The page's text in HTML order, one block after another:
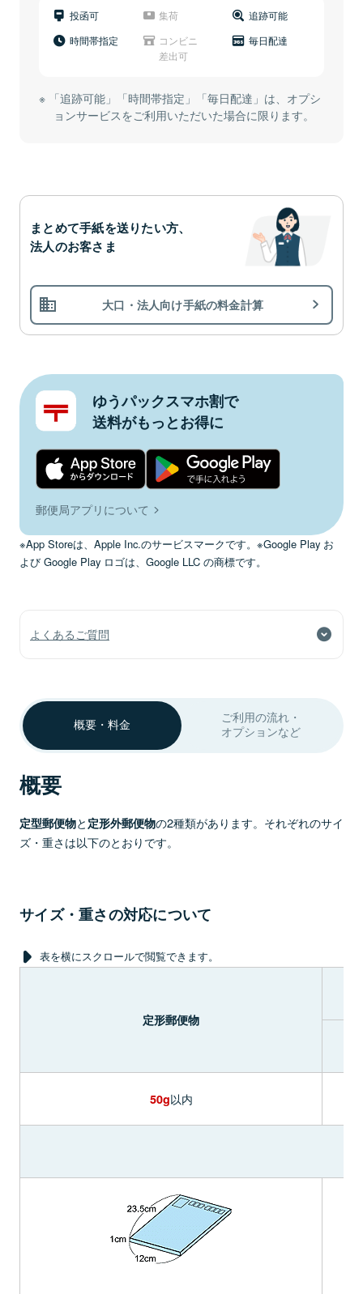
投函可 集荷
追跡可能
時間帯指定
コンビニ
差出可
毎日配達
「追跡可能」「時間帯指定」「毎日配達」は、オプシ
ョンサービスをご利用いただいた場合に限ります。
まとめて手紙を送りたい方、
法人のお客さま
大口・法人向け手紙の料金計算
ゆうパックスマホ割で
送料がもっとお得に
郵便局アプリについて
※App Storeは、Apple Inc.のサービスマークです。※Google Play お
よび Google Play ロゴは、Google LLC の商標です。
よくあるご質問
概要・料金
ご利用の流れ・
オプションなど
概要
定型郵便物と 定形外郵便物の2種類があります。それぞれのサイ
ズ・重さは以下のとおりです。
サイズ・重さの対応について
表を横にスクロールで閲覧できます。
定形郵便物
50g以内